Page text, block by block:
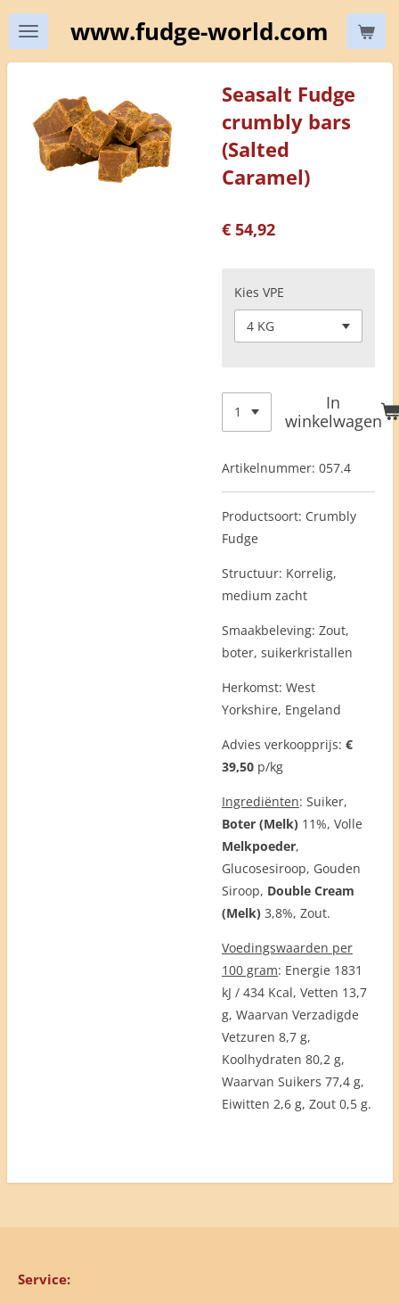
Ga
direct
naar
hoofdinhoud
www.fudge-world.com
Seasalt Fudge
crumbly bars
(Salted
Caramel)
€ 54,92
Kies VPE
In
winkelwagen
Artikelnummer: 057.4
Productsoort: Crumbly
Fudge
Structuur: Korrelig,
medium zacht
Smaakbeleving: Zout,
boter, suikerkristallen
Herkomst: West
Yorkshire, Engeland
Advies verkoopprijs: €
39,50 p/kg
Ingrediënten: Suiker,
Boter (Melk) 11%, Volle
Melkpoeder,
Glucosesiroop, Gouden
Siroop, Double Cream
(Melk) 3,8%, Zout.
Voedingswaarden per
100 gram: Energie 1831
kJ / 434 Kcal, Vetten 13,7
g, Waarvan Verzadigde
Vetzuren 8,7 g,
Koolhydraten 80,2 g,
Waarvan Suikers 77,4 g,
Eiwitten 2,6 g, Zout 0,5 g.
Service: